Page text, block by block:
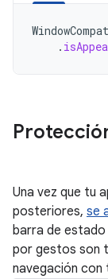
WindowCompat
.
Una vez que tu
posteriores, se
barra de estado
por gestos son
navegación con